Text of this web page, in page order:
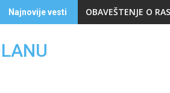
Najnovije vesti OBAVEŠTENJE O